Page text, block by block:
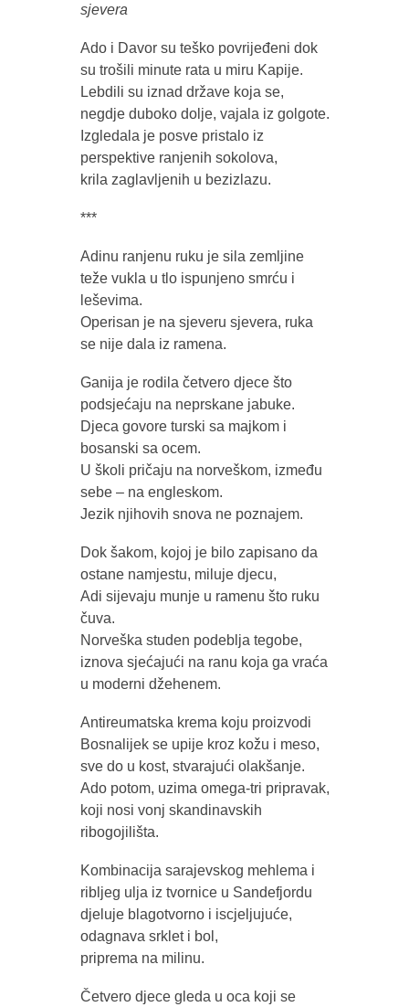
sjevera
Ado i Davor su teško povrijeđeni dok
su trošili minute rata u miru Kapije.
Lebdili su iznad države koja se,
negdje duboko dolje, vajala iz golgote.
Izgledala je posve pristalo iz
perspektive ranjenih sokolova,
krila zaglavljenih u bezizlazu.
***
Adinu ranjenu ruku je sila zemljine
teže vukla u tlo ispunjeno smrću i
leševima.
Operisan je na sjeveru sjevera, ruka
se nije dala iz ramena.
Ganija je rodila četvero djece što
podsjećaju na neprskane jabuke.
Djeca govore turski sa majkom i
bosanski sa ocem.
U školi pričaju na norveškom, između
sebe – na engleskom.
Jezik njihovih snova ne poznajem.
Dok šakom, kojoj je bilo zapisano da
ostane namjestu, miluje djecu,
Adi sijevaju munje u ramenu što ruku
čuva.
Norveška studen podeblja tegobe,
iznova sjećajući na ranu koja ga vraća
u moderni džehenem.
Antireumatska krema koju proizvodi
Bosnalijek se upije kroz kožu i meso,
sve do u kost, stvarajući olakšanje.
Ado potom, uzima omega-tri pripravak,
koji nosi vonj skandinavskih
ribogojilišta.
Kombinacija sarajevskog mehlema i
ribljeg ulja iz tvornice u Sandefjordu
djeluje blagotvorno i iscjeljujuće,
odagnava srklet i bol,
priprema na milinu.
Četvero djece gleda u oca koji se